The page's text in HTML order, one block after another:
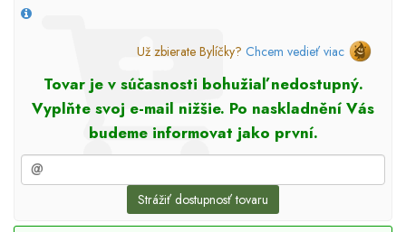
Už zbierate Bylíčky? Chcem vedieť viac
Tovar je v súčasnosti bohužiaľ nedostupný.
Vyplňte svoj e-mail nižšie. Po naskladnění Vás
budeme informovat jako první.
Strážiť dostupnosť tovaru